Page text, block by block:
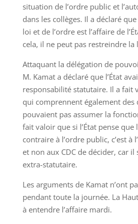
situation de l’ordre public et
dans les collèges. Il a déclaré
loi et de l’ordre est l’affaire de
cela, il ne peut pas restreindre
Attaquant la délégation de
M. Kamat a déclaré que l’État
responsabilité statutaire. Il a fait
qui comprennent également des
pouvaient pas assumer la
fait valoir que si l’État pense
contraire à l’ordre public, c’est à
et non aux CDC de décider, car il
extra-statutaire.
Les arguments de Kamat n’ont
pendant toute la journée. La
à entendre l’affaire mardi.